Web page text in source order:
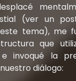
(ver un
tema), me
que
e invoqué la
diálogo: